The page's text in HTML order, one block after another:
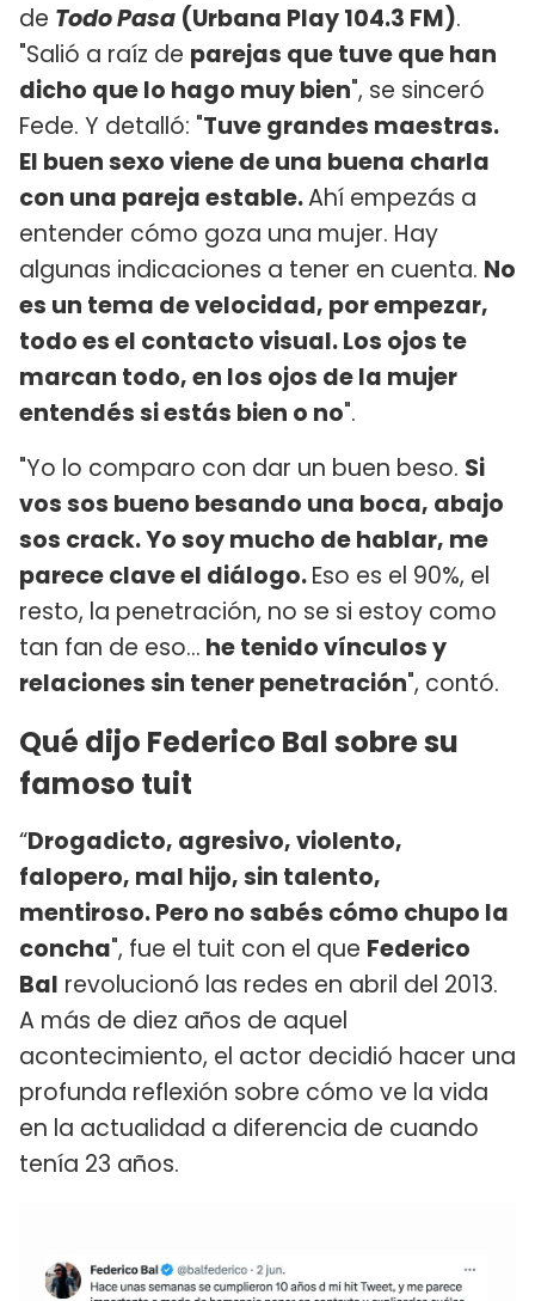
de Todo Pasa (Urbana Play 104.3 FM).
"Salió a raíz de parejas que tuve que han
dicho que lo hago muy bien", se sinceró
Fede. Y detalló: "Tuve grandes maestras.
El buen sexo viene de una buena charla
con una pareja estable.Ahí empezás a
entender cómo goza una mujer. Hay
algunas indicaciones a tener en cuenta. No
es un tema de velocidad, por empezar,
todo es el contacto visual. Los ojos te
marcan todo, en los ojos de la mujer
entendés si estás bien o no".
"Yo lo comparo con dar un buen beso. Si
vos sos bueno besando una boca, abajo
sos crack. Yo soy mucho de hablar, me
parece clave el diálogo.Eso es el 90%, el
resto, la penetración, no se si estoy como
tan fan de eso... he tenido vínculos y
relaciones sin tener penetración", contó.
Qué dijo Federico Bal sobre su
famoso tuit
“Drogadicto, agresivo, violento,
falopero, mal hijo, sin talento,
mentiroso. Pero no sabés cómo chupo la
concha", fue el tuit con el que Federico
Bal revolucionó las redes en abril del 2013.
A más de diez años de aquel
acontecimiento, el actor decidió hacer una
profunda reflexión sobre cómo ve la vida
en la actualidad a diferencia de cuando
tenía 23 años.